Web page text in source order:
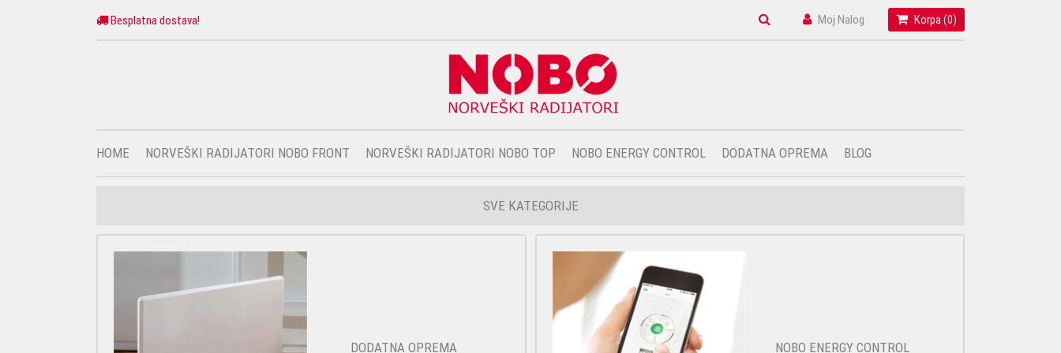
Besplatna dostava! Moj Nalog Korpa (0)
HOME NORVEŠKI RADIJATORI NOBO FRONT NORVEŠKI RADIJATORI NOBO TOP NOBO ENERGY CONTROL DODATNA OPREMA BLOG
SVE KATEGORIJE
DODATNA OPREMA NOBO ENERGY CONTROL